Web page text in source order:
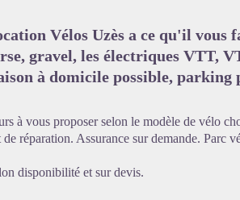
Vélos Uzès a ce qu'il vous
gravel, les électriques VTT,
à domicile possible,
à vous proposer selon le modèle de vélo
réparation. Assurance sur demande. Parc
disponibilité et sur devis.